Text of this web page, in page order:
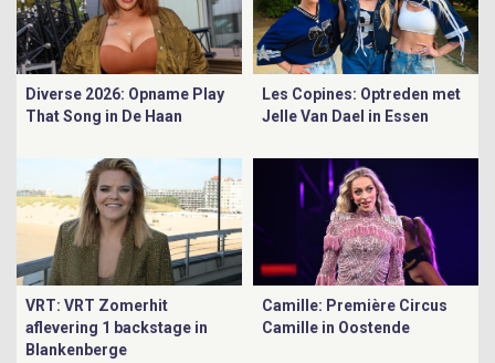
Diverse 2026: Opname Play
That Song in De Haan
Les Copines: Optreden met
Jelle Van Dael in Essen
VRT: VRT Zomerhit
aflevering 1 backstage in
Blankenberge
Camille: Première Circus
Camille in Oostende